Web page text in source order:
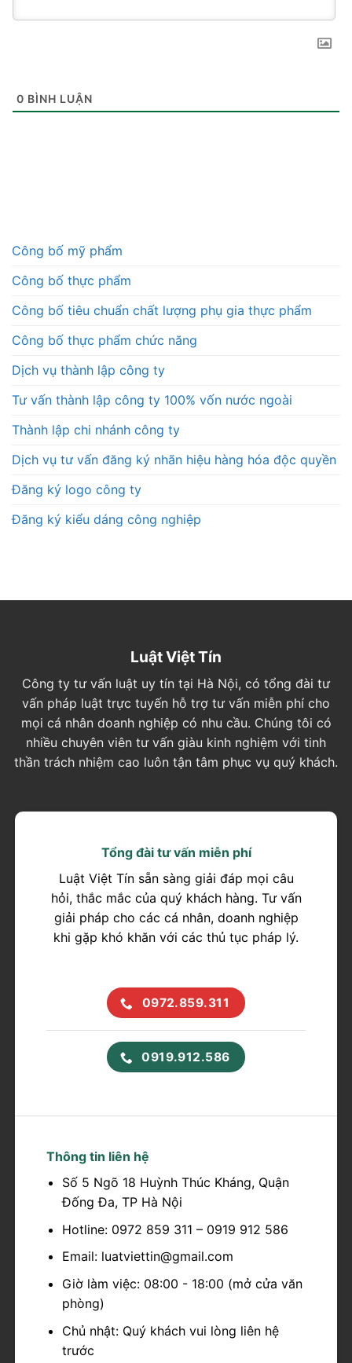
0 BÌNH LUẬN
Công bố mỹ phẩm
Công bố thực phẩm
Công bố tiêu chuẩn chất lượng phụ gia thực phẩm
Công bố thực phẩm chức năng
Dịch vụ thành lập công ty
Tư vấn thành lập công ty 100% vốn nước ngoài
Thành lập chi nhánh công ty
Dịch vụ tư vấn đăng ký nhãn hiệu hàng hóa độc quyền
Đăng ký logo công ty
Đăng ký kiểu dáng công nghiệp
Luật Việt Tín
Công ty tư vấn luật uy tín tại Hà Nội, có tổng đài tư
vấn pháp luật trực tuyến hỗ trợ tư vấn miễn phí cho
mọi cá nhân doanh nghiệp có nhu cầu. Chúng tôi có
nhiều chuyên viên tư vấn giàu kinh nghiệm với tinh
thần trách nhiệm cao luôn tận tâm phục vụ quý khách.
Tổng đài tư vấn miễn phí
Luật Việt Tín sẵn sàng giải đáp mọi câu
hỏi, thắc mắc của quý khách hàng. Tư vấn
giải pháp cho các cá nhân, doanh nghiệp
khi gặp khó khăn với các thủ tục pháp lý.
0972.859.311
0919.912.586
Thông tin liên hệ
Số 5 Ngõ 18 Huỳnh Thúc Kháng, Quận
Đống Đa, TP Hà Nội
Hotline: 0972 859 311 – 0919 912 586
Email: luatviettin@gmail.com
Giờ làm việc: 08:00 - 18:00 (mở cửa văn
phòng)
Chủ nhật: Quý khách vui lòng liên hệ
trước